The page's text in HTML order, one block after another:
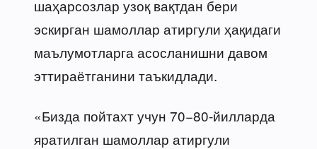
шаҳарсозлар узоқ вақтдан бери
эскирган шамоллар атиргули ҳақидаги
маълумотларга асосланишни давом
эттираётганини таъкидлади.
«Бизда пойтахт учун 70−80-йилларда
яратилган шамоллар атиргули